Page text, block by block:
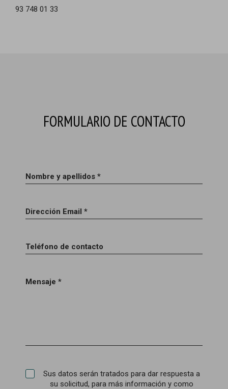
93 748 01 33
FORMULARIO DE CONTACTO
Nombre y apellidos *
Dirección Email *
Teléfono de contacto
Mensaje *
Sus datos serán tratados para dar respuesta a
su solicitud, para más información y como